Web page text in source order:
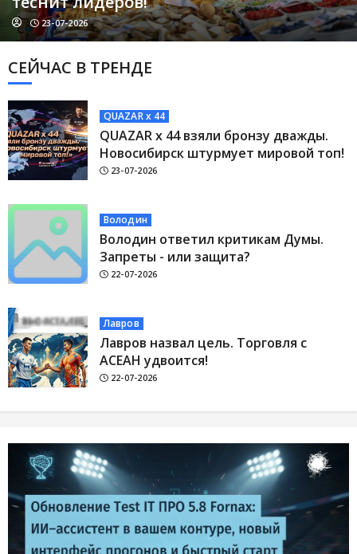
23-07-2026
СЕЙЧАС В ТРЕНДЕ
QUAZAR x 44
QUAZAR x 44 взяли бронзу дважды.
Новосибирск штурмует мировой топ!
23-07-2026
Володин
Володин ответил критикам Думы.
Запреты - или защита?
22-07-2026
Лавров
Лавров назвал цель. Торговля с
АСЕАН удвоится!
22-07-2026